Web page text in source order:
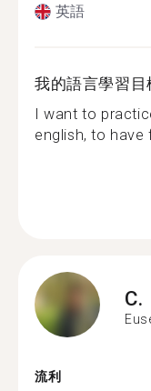
英語
我的語言學習目
I want to
english, to have
C.
流利